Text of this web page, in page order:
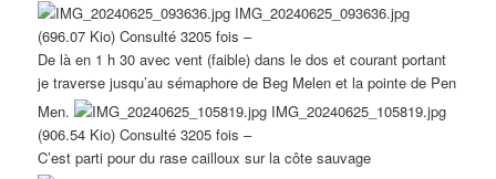
IMG_20240625_093636.jpg
(696.07 Kio) Consulté 3205 fois –
De là en 1 h 30 avec vent (faible) dans le dos et courant portant
je traverse jusqu’au sémaphore de Beg Melen et la pointe de Pen
Men.
IMG_20240625_105819.jpg
(906.54 Kio) Consulté 3205 fois –
C’est parti pour du rase cailloux sur la côte sauvage